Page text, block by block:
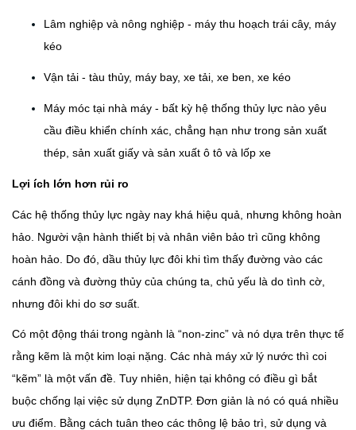
Lâm nghiệp và nông nghiệp - máy thu hoạch trái cây, máy
kéo
Vận tải - tàu thủy, máy bay, xe tải, xe ben, xe kéo
Máy móc tại nhà máy - bất kỳ hệ thống thủy lực nào yêu
cầu điều khiển chính xác, chẳng hạn như trong sản xuất
thép, sản xuất giấy và sản xuất ô tô và lốp xe
Lợi ích lớn hơn rủi ro
Các hệ thống thủy lực ngày nay khá hiệu quả, nhưng không hoàn
hảo. Người vận hành thiết bị và nhân viên bảo trì cũng không
hoàn hảo. Do đó, dầu thủy lực đôi khi tìm thấy đường vào các
cánh đồng và đường thủy của chúng ta, chủ yếu là do tình cờ,
nhưng đôi khi do sơ suất.
Có một động thái trong ngành là “non-zinc” và nó dựa trên thực tế
rằng kẽm là một kim loại nặng. Các nhà máy xử lý nước thì coi
“kẽm” là một vấn đề. Tuy nhiên, hiện tại không có điều gì bắt
buộc chống lại việc sử dụng ZnDTP. Đơn giản là nó có quá nhiều
ưu điểm. Bằng cách tuân theo các thông lệ bảo trì, sử dụng và